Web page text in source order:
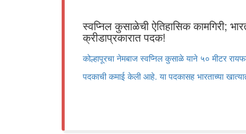
स्वप्निल कुसाळेची ऐतिहासिक कामगिरी;
क्रीडाप्रकारात पदक!
कोल्हापूरचा नेमबाज स्वप्निल कुसाळे याने ५० मीटर
पदकाची कमाई केली आहे. या पदकासह भारताच्या